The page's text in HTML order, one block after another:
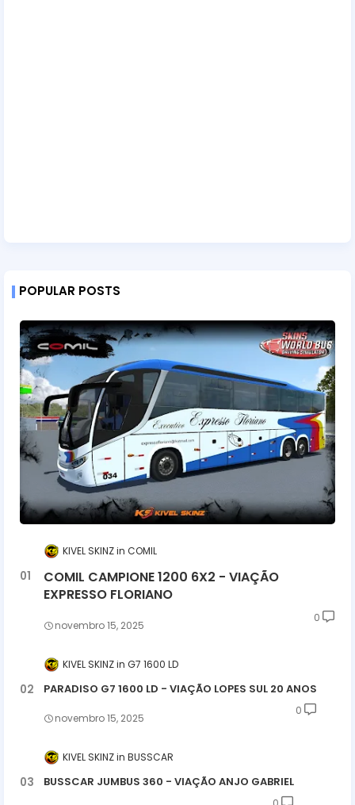
POPULAR POSTS
KIVEL SKINZ COMIL
COMIL CAMPIONE 1200 6X2 - VIAÇÃO
EXPRESSO FLORIANO
novembro 15, 2025
0
KIVEL SKINZ G7 1600 LD
PARADISO G7 1600 LD - VIAÇÃO LOPES SUL 20 ANOS
novembro 15, 2025
0
KIVEL SKINZ BUSSCAR
BUSSCAR JUMBUS 360 - VIAÇÃO ANJO GABRIEL